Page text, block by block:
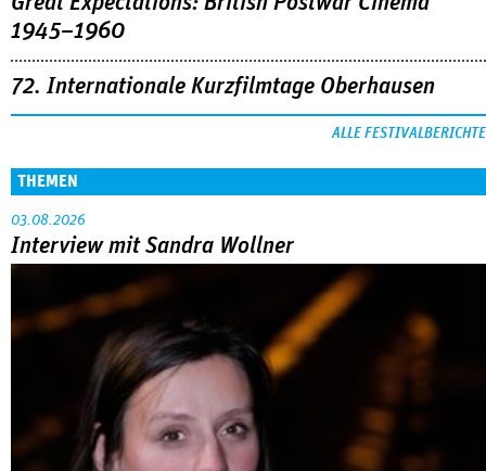
1945–1960
72. Internationale Kurzfilmtage Oberhausen
ALLE FESTIVALBERICHTE
THEMEN
03.08.2026
Interview mit Sandra Wollner